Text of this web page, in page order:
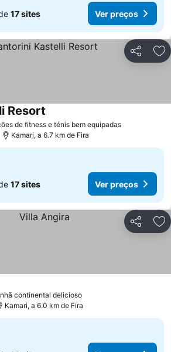
17 sites Ver preços
Partilhar
de fitness e ténis bem equipadas
Resort
Kamari, a 6.7 km de Fira
17 sites Ver preços
Partilhar
continental delicioso
Kamari, a 6.0 km de Fira